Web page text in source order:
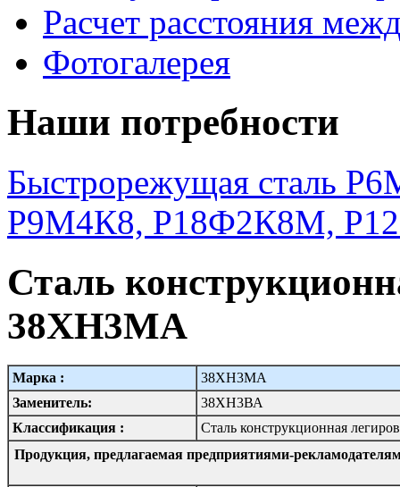
Расчет расстояния
Фотогалерея
Наши потребности
Быстрорежущая сталь
Р9М4К8, Р18Ф2К8М,
Сталь
38ХН3МА
Марка :
38ХН3МА
Заменитель:
38ХН3ВА
Классификация :
Сталь конструкционная
Продукция, предлагаемая предприятиями-